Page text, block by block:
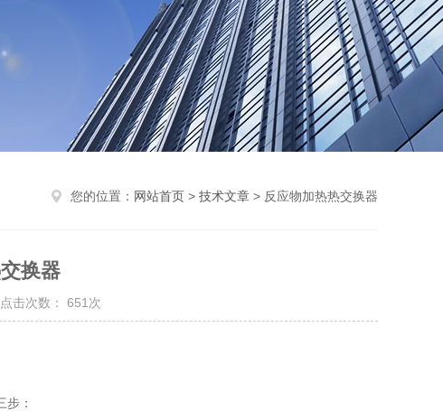
您的位置： 网站首页 > 技术文章 > 反应物加热热交换器
换器
次数： 651次
：